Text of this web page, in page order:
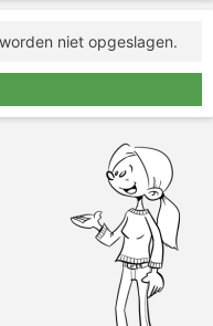
niet opgeslagen.